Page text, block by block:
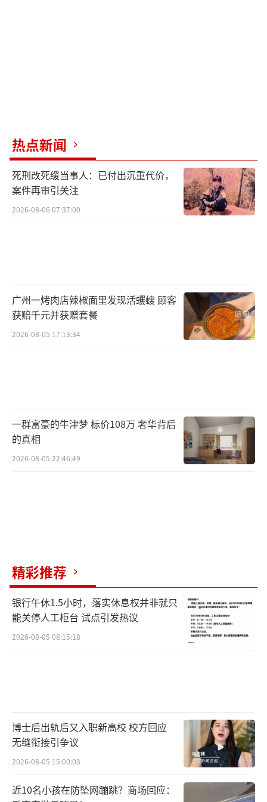
热点新闻
死刑改死缓当事人：已付出沉重代价，
案件再审引关注
2026-08-06 07:37:00
广州一烤肉店辣椒面里发现活蠼螋 顾客
获赔千元并获赠套餐
2026-08-05 17:13:34
一群富豪的牛津梦 标价108万 奢华背后
的真相
2026-08-05 22:46:49
精彩推荐
银行午休1.5小时，落实休息权并非就只
能关停人工柜台 试点引发热议
2026-08-05 08:15:18
博士后出轨后又入职新高校 校方回应
无缝衔接引争议
2026-08-05 15:00:03
近10名小孩在防坠网蹦跳？商场回应：